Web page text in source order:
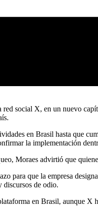
social X, en un nuevo
en Brasil hasta que
la implementación
Moraes advirtió que
para que la empresa
discursos de odio.
en Brasil, aunque